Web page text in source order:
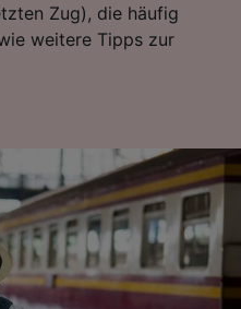
Zug), die häufig
weitere Tipps zur
Identifikation
Performance von
sowie
von